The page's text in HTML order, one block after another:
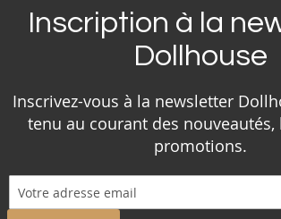
Inscription à la
Dollhouse
Inscrivez-vous à la newsletter
tenu au courant des
promotions.